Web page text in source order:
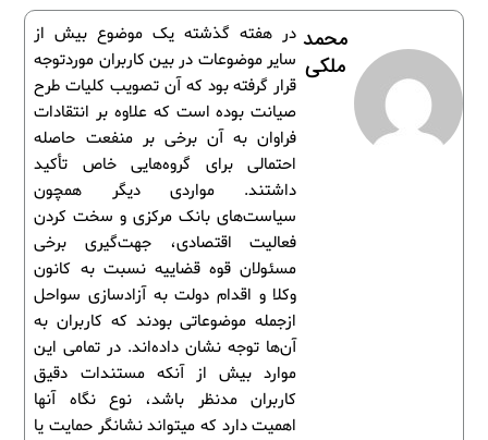
در هفته گذشته یک موضوع بیش از
سایر موضوعات در بین کاربران موردتوجه
قرار گرفته بود که آن تصویب کلیات طرح
صیانت بوده است که علاوه بر انتقادات
فراوان به آن برخی بر منفعت حاصله
احتمالی برای گروه‌هایی خاص تأکید
داشتند. مواردی دیگر همچون
سیاست‌های بانک مرکزی و سخت کردن
فعالیت اقتصادی، جهت‌گیری برخی
مسئولان قوه قضاییه نسبت به کانون
وکلا و اقدام دولت به آزادسازی سواحل
ازجمله موضوعاتی بودند که کاربران به
آن‌ها توجه نشان داده‌اند. در تمامی این
موارد بیش از آنکه مستندات دقیق
کاربران مدنظر باشد، نوع نگاه آن­ها
اهمیت دارد که می­تواند نشانگر حمایت یا
محمد
ملکی